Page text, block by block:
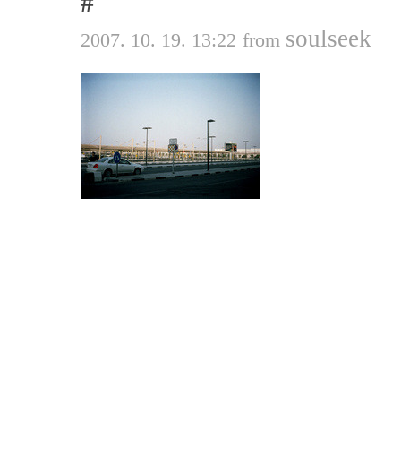
2007. 10. 19. 13:22 from soulseek